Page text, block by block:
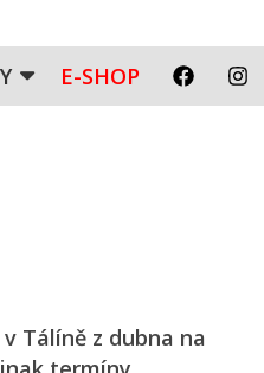
E-SHOP
Tálíně z dubna na